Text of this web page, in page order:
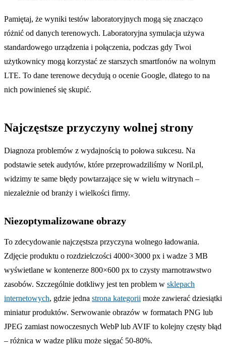
Pamiętaj, że wyniki testów laboratoryjnych mogą się znacząco
różnić od danych terenowych. Laboratoryjna symulacja używa
standardowego urządzenia i połączenia, podczas gdy Twoi
użytkownicy mogą korzystać ze starszych smartfonów na wolnym
LTE. To dane terenowe decydują o ocenie Google, dlatego to na
nich powinieneś się skupić.
Najczęstsze przyczyny wolnej strony
Diagnoza problemów z wydajnością to połowa sukcesu. Na
podstawie setek audytów, które przeprowadziliśmy w Noril.pl,
widzimy te same błędy powtarzające się w wielu witrynach –
niezależnie od branży i wielkości firmy.
Niezoptymalizowane obrazy
To zdecydowanie najczęstsza przyczyna wolnego ładowania.
Zdjęcie produktu o rozdzielczości 4000×3000 px i wadze 3 MB
wyświetlane w kontenerze 800×600 px to czysty marnotrawstwo
zasobów. Szczególnie dotkliwy jest ten problem w sklepach
internetowych, gdzie jedna strona kategorii może zawierać dziesiątki
miniatur produktów. Serwowanie obrazów w formatach PNG lub
JPEG zamiast nowoczesnych WebP lub AVIF to kolejny częsty błąd
– różnica w wadze pliku może sięgać 50-80%.